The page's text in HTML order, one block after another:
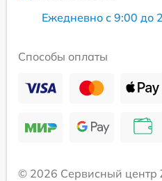
Ежедневно с 9:00 до
Способы оплаты
© 2026 Сервисный центр